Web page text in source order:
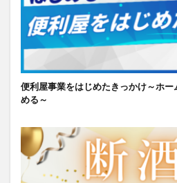
便利屋事業をはじめたきっかけ～ホ
める～